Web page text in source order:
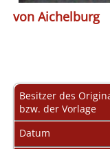
von Aichelburg
Besitzer des
bzw. der Vorlage
Datum